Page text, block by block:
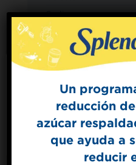
Sodio
Total de carbohidratos
Fibra dietética
Azúcares
Un
reducción
azúcar
que ayuda a
reducir